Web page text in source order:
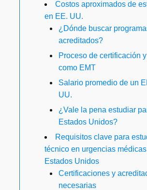
Costos aproximados de
en EE. UU.
¿Dónde buscar
acreditados?
Proceso de certificación
como EMT
Salario promedio de un
UU.
¿Vale la pena estudiar
Estados Unidos?
Requisitos clave para
técnico en urgencias
Estados Unidos
Certificaciones y
necesarias